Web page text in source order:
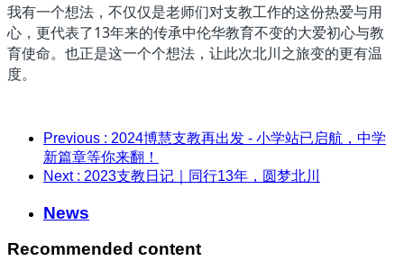
我有一个想法，不仅仅是老师们对支教工作的这份热爱与用
心，更代表了13年来的传承中伦华教育不变的大爱初心与教
育使命。也正是这一个个想法，让此次北川之旅变的更有温
度。
Previous : 2024博慧支教再出发 - 小学站已启航，中学
新篇章等你来翻！
Next : 2023支教日记｜同行13年，圆梦北川
News
Recommended content